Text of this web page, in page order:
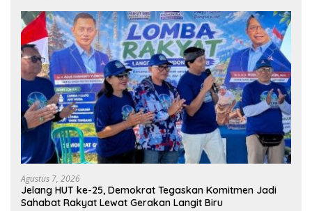
Agustus 7, 2026
Jelang HUT ke-25, Demokrat Tegaskan Komitmen Jadi
Sahabat Rakyat Lewat Gerakan Langit Biru